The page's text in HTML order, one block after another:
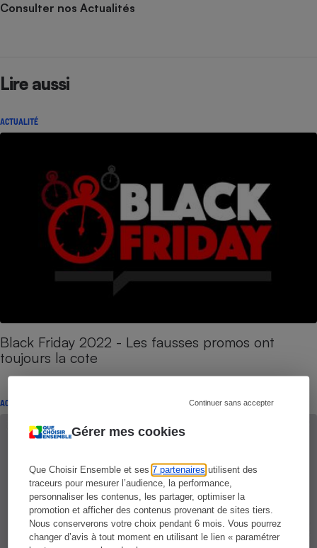
Gérer mes cookies
Que Choisir Ensemble et ses7 partenaires utilisent des
traceurs pour mesurer l’audience, la performance,
personnaliser les contenus, les partager, optimiser la
promotion et afficher des contenus provenant de sites tiers.
Nous conserverons votre choix pendant 6 mois. Vous pourrez
changer d’avis à tout moment en utilisant le lien « paramétrer
Continuer sans accepter
Consulter nos Actualités
Lire aussi
ACTUALITÉ
Black Friday 2022 - Les fausses promos ont
toujours la cote
ACTUALITÉ